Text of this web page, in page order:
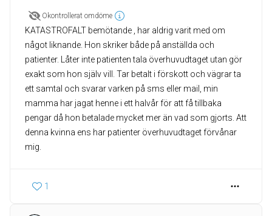
Okontrollerat omdöme
KATASTROFALT bemötande , har aldrig varit med om
något liknande. Hon skriker både på anställda och
patienter. Låter inte patienten tala överhuvudtaget utan gör
exakt som hon själv vill. Tar betalt i förskott och vägrar ta
ett samtal och svarar varken på sms eller mail, min
mamma har jagat henne i ett halvår för att få tillbaka
pengar då hon betalade mycket mer än vad som gjorts. Att
denna kvinna ens har patienter överhuvudtaget förvånar
mig.
1